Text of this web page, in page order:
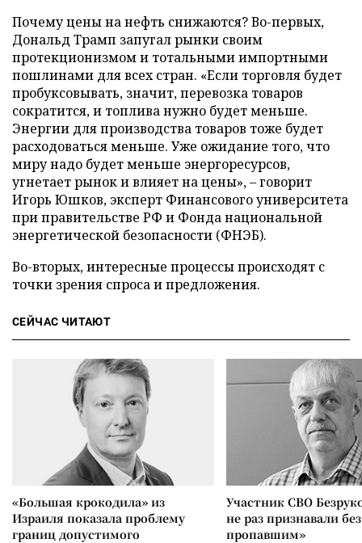
Почему цены на нефть снижаются? Во-первых,
Дональд Трамп запугал рынки своим
протекционизмом и тотальными импортными
пошлинами для всех стран. «Если торговля будет
пробуксовывать, значит, перевозка товаров
сократится, и топлива нужно будет меньше.
Энергии для производства товаров тоже будет
расходоваться меньше. Уже ожидание того, что
миру надо будет меньше энергоресурсов,
угнетает рынок и влияет на цены», – говорит
Игорь Юшков, эксперт Финансового университета
при правительстве РФ и Фонда национальной
энергетической безопасности (ФНЭБ).
Во-вторых, интересные процессы происходят с
точки зрения спроса и предложения.
СЕЙЧАС ЧИТАЮТ
«Большая крокодила» из
Израиля показала проблему
границ допустимого
Участник СВО
не раз признавали
пропавшим»